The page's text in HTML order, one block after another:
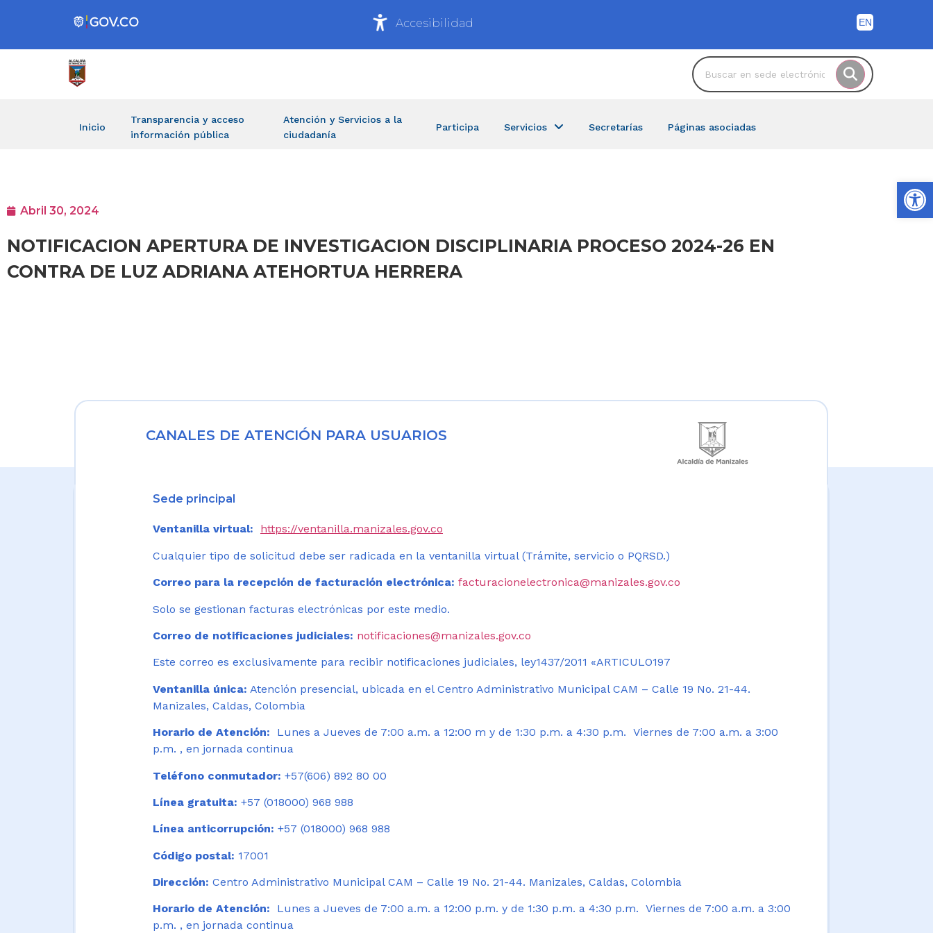
Accesibilidad
Inicio
Transparencia y acceso
información pública
Atención y Servicios a la
ciudadanía
Participa Servicios Secretarías Páginas asociadas
Abril 30, 2024
NOTIFICACION APERTURA DE INVESTIGACION DISCIPLINARIA PROCESO 2024-26 EN
CONTRA DE LUZ ADRIANA ATEHORTUA HERRERA
CANALES DE ATENCIÓN PARA USUARIOS
Sede principal
Ventanilla virtual: https://ventanilla.manizales.gov.co
Cualquier tipo de solicitud debe ser radicada en la ventanilla virtual (Trámite, servicio o PQRSD.)
Correo para la recepción de facturación electrónica: facturacionelectronica@manizales.gov.co
Solo se gestionan facturas electrónicas por este medio.
Correo de notificaciones judiciales: notificaciones@manizales.gov.co
Este correo es exclusivamente para recibir notificaciones judiciales, ley1437/2011 «ARTICULO197
Ventanilla única: Atención presencial, ubicada en el Centro Administrativo Municipal CAM – Calle 19 No. 21-44.
Manizales, Caldas, Colombia
Horario de Atención:
Lunes a Jueves de 7:00 a.m. a 12:00 m y de 1:30 p.m. a 4:30 p.m. Viernes de 7:00 a.m. a 3:00
p.m. , en jornada continua
Teléfono conmutador: +57(606) 892 80 00
Línea gratuita: +57 (018000) 968 988
Línea anticorrupción: +57 (018000) 968 988
Código postal: 17001
Dirección: Centro Administrativo Municipal CAM – Calle 19 No. 21-44. Manizales, Caldas, Colombia
Horario de Atención: Lunes a Jueves de 7:00 a.m. a 12:00 p.m. y de 1:30 p.m. a 4:30 p.m. Viernes de 7:00 a.m. a 3:00
p.m. , en jornada continua